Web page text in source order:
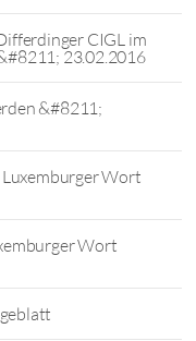
CIGL im
23.02.2016
&#8211;
Wort
Wort